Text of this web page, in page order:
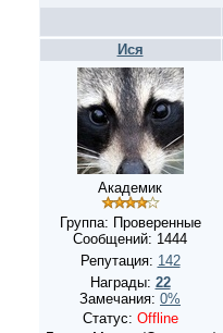
Ися
Академик
Группа: Проверенные
Сообщений: 1444
Репутация: 142
Награды: 22
Замечания: 0%
Статус: Offline